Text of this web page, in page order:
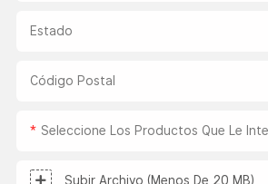
Estado
Código Postal
Seleccione Los Productos Que Le
Subir Archivo (menos De 20 MB)